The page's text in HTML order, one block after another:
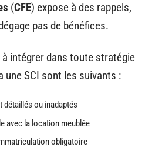
(CFE) expose à des rappels,
pas de bénéfices.
intégrer dans toute stratégie
une SCI sont les suivants :
détaillés ou inadaptés
avec la location meublée
obligatoire